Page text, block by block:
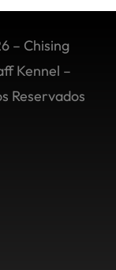
– Chising
Kennel –
Reservados